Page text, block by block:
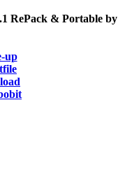
RePack & Portable by
up